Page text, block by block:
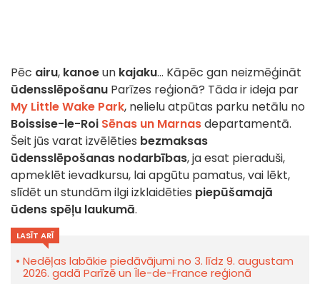
Pēc airu, kanoeun kajaku... Kāpēc gan neizmēģināt
ūdensslēpošanu Parīzes reģionā? Tāda ir ideja par
My Little Wake Park, nelielu atpūtas parku netālu no
Boissise-le-Roi Sēnas un Marnasdepartamentā.
Šeit jūs varat izvēlēties bezmaksas
ūdensslēpošanas nodarbības, ja esat pieraduši,
apmeklēt ievadkursu, lai apgūtu pamatus, vai lēkt,
slīdēt un stundām ilgi izklaidēties piepūšamajā
ūdens spēļu laukumā.
LASĪT ARĪ
Nedēļas labākie piedāvājumi no 3. līdz 9. augustam
2026. gadā Parīzē un Île-de-France reģionā